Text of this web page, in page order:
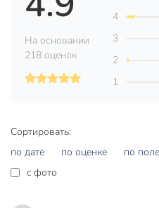
Сортировать:
по дате
по оценке
по
c фото
На основании
218 оценок
4
3
2
1